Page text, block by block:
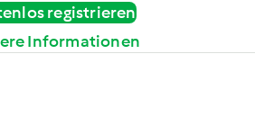
registrieren
Informationen